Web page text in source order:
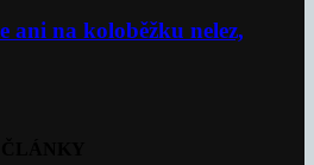
ani na koloběžku nelez,